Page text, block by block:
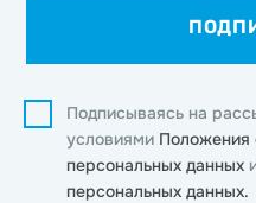
Подписываясь на
условиями Положения
персональных данных
персональных данных.